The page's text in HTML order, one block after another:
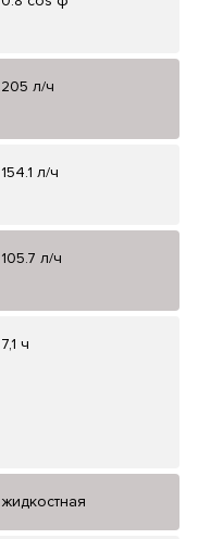
205 л/ч
154.1 л/ч
105.7 л/ч
7,1 ч
жидкостная